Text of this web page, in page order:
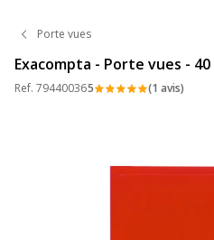
Porte vues
Exacompta - Porte vues -
Ref. 794400365 (1 avis)